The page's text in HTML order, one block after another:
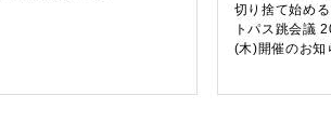
切り捨て始め
トパス跳会議
(木)開催のお知